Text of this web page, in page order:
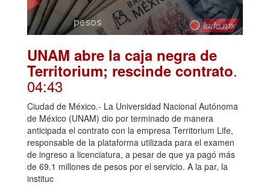
UNAM abre la caja negra de
Territorium; rescinde contrato.
04:43
Ciudad de México.- La Universidad Nacional Autónoma
de México (UNAM) dio por terminado de manera
anticipada el contrato con la empresa Territorium Life,
responsable de la plataforma utilizada para el examen
de ingreso a licenciatura, a pesar de que ya pagó más
de 69.1 millones de pesos por el servicio. A la par, la
instituc